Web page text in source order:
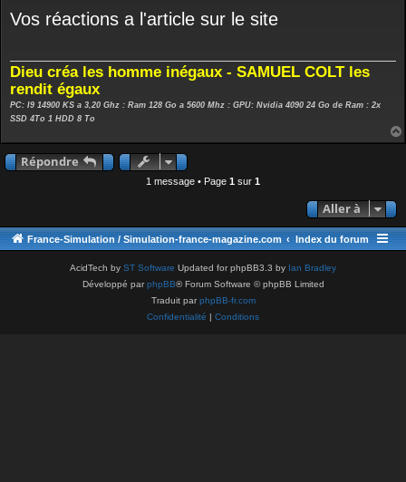
s
s
Vos réactions a l'article sur le site
Dieu créa les homme inégaux - SAMUEL COLT les
rendit égaux
PC: I9 14900 KS a 3,20 Ghz : Ram 128 Go a 5600 Mhz : GPU: Nvidia 4090 24 Go de Ram : 2x
SSD 4To 1 HDD 8 To
Répondre
1 message • Page 1 sur 1
Aller à
France-Simulation / Simulation-france-magazine.com Index du forum
AcidTech by ST Software Updated for phpBB3.3 by Ian Bradley
Développé parphpBB® Forum Software © phpBB Limited
Traduit parphpBB-fr.com
Confidentialité | Conditions